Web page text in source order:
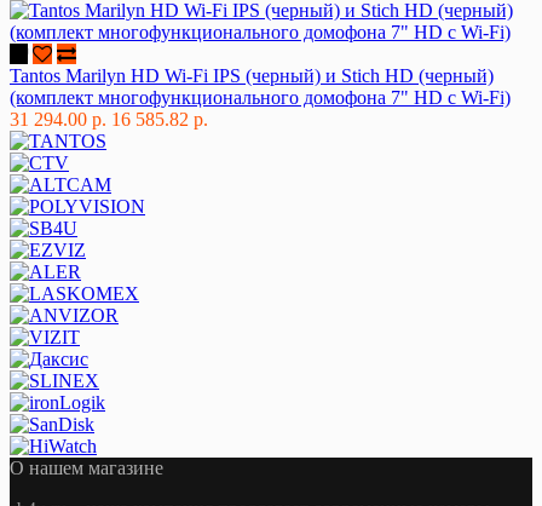
Tantos Marilyn HD Wi-Fi IPS (черный) и Stich HD (черный)
(комплект многофункционального домофона 7" HD с Wi-Fi)
31 294.00 р. 16 585.82 р.
О нашем магазине